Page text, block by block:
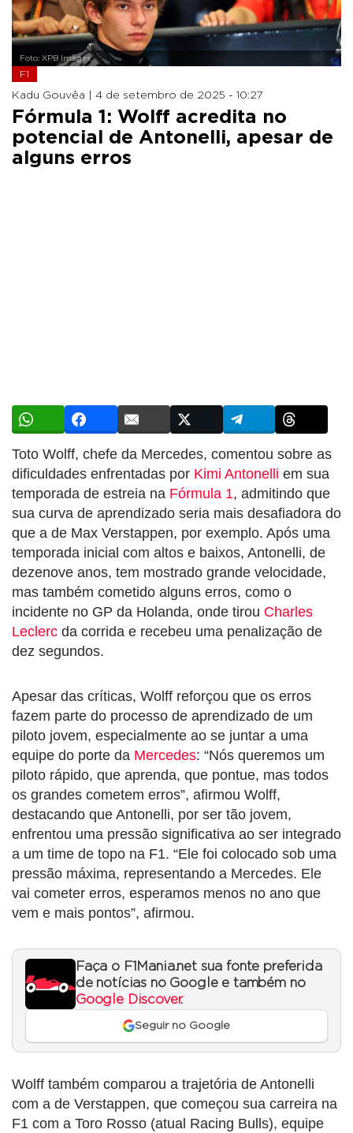
Foto: XPB Images
F1
Kadu Gouvêa | 4 de setembro de 2025 - 10:27
Fórmula 1: Wolff acredita no
potencial de Antonelli, apesar de
alguns erros
Toto Wolff, chefe da Mercedes, comentou sobre as
dificuldades enfrentadas por Kimi Antonelli em sua
temporada de estreia na Fórmula 1, admitindo que
sua curva de aprendizado seria mais desafiadora do
que a de Max Verstappen, por exemplo. Após uma
temporada inicial com altos e baixos, Antonelli, de
dezenove anos, tem mostrado grande velocidade,
mas também cometido alguns erros, como o
incidente no GP da Holanda, onde tirou Charles
Leclerc da corrida e recebeu uma penalização de
dez segundos.
Apesar das críticas, Wolff reforçou que os erros
fazem parte do processo de aprendizado de um
piloto jovem, especialmente ao se juntar a uma
equipe do porte da Mercedes: “Nós queremos um
piloto rápido, que aprenda, que pontue, mas todos
os grandes cometem erros”, afirmou Wolff,
destacando que Antonelli, por ser tão jovem,
enfrentou uma pressão significativa ao ser integrado
a um time de topo na F1. “Ele foi colocado sob uma
pressão máxima, representando a Mercedes. Ele
vai cometer erros, esperamos menos no ano que
vem e mais pontos”, afirmou.
Faça o F1Mania.net sua fonte preferida
de notícias no Google e também no
Google Discover.
Seguir no Google
Wolff também comparou a trajetória de Antonelli
com a de Verstappen, que começou sua carreira na
F1 com a Toro Rosso (atual Racing Bulls), equipe